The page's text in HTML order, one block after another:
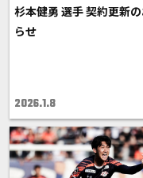
杉本健勇 選手 契約更新
らせ
2026.1.8